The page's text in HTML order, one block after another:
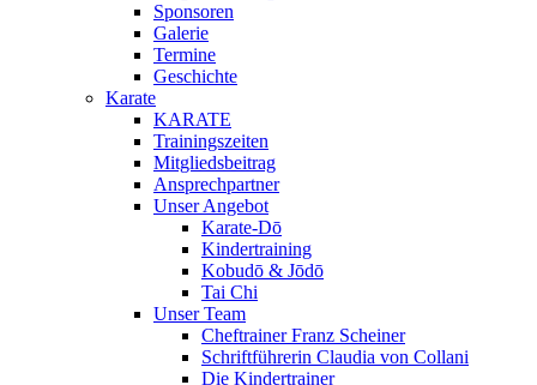
Sponsoren
Galerie
Termine
Geschichte
Karate
KARATE
Trainingszeiten
Mitgliedsbeitrag
Ansprechpartner
Unser Angebot
Karate-Dō
Kindertraining
Kobudō & Jōdō
Tai Chi
Unser Team
Cheftrainer Franz Scheiner
Schriftführerin Claudia von Collani
Die Kindertrainer